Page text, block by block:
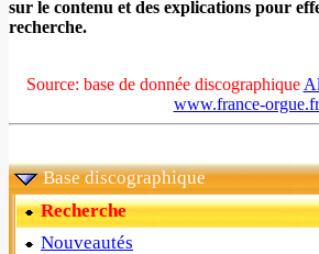
sur le contenu et des explications pour
recherche.
Source: base de donnée discographique
www.france-orgue.fr
Base discographique
Recherche
Nouveautés